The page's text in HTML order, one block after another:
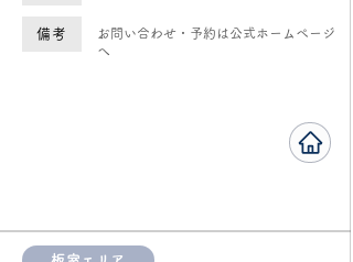
備考
お問い合わせ・予約は公式ホームページ
へ